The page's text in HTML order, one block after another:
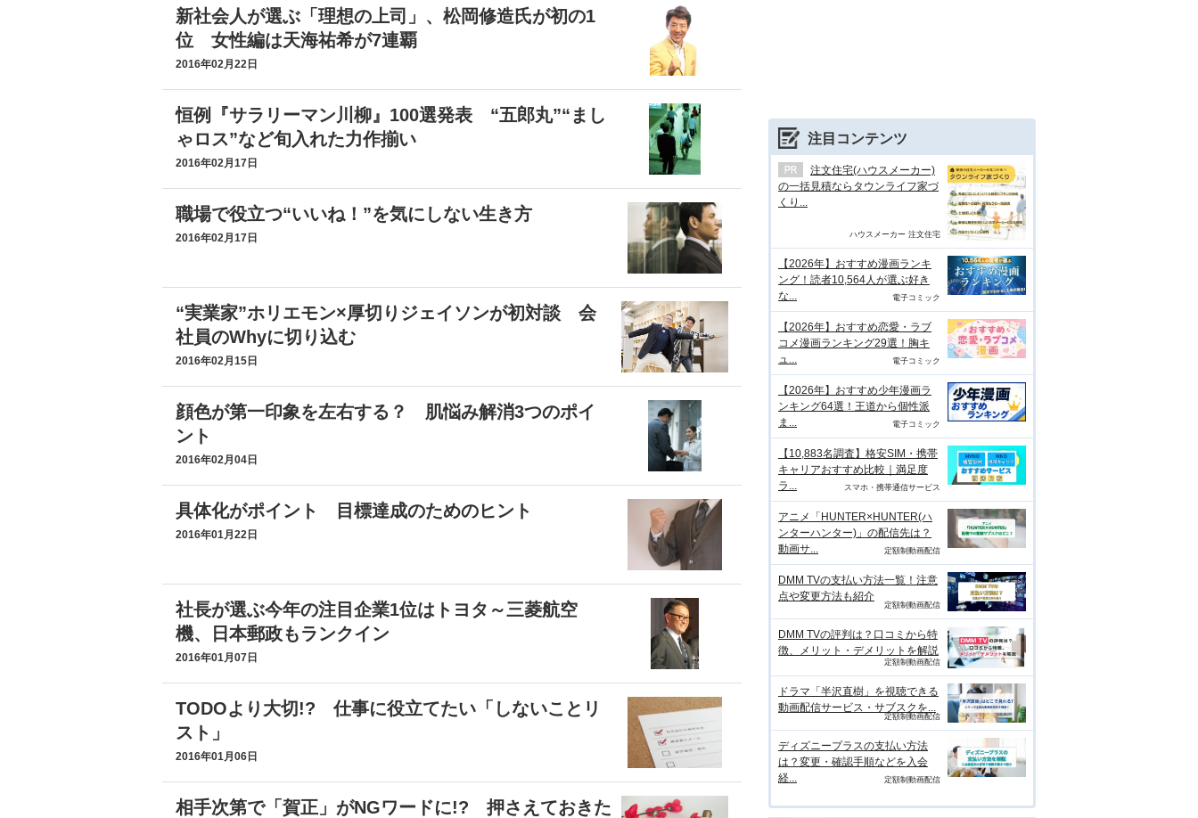
新社会人が選ぶ「理想の上司」、松岡修造氏が初の1
位 女性編は天海祐希が7連覇
2016年02月22日
恒例『サラリーマン川柳』100選発表 “五郎丸”“まし
ゃロス”など旬入れた力作揃い
2016年02月17日
職場で役立つ“いいね！”を気にしない生き方
2016年02月17日
“実業家”ホリエモン×厚切りジェイソンが初対談 会
社員のWhyに切り込む
2016年02月15日
顔色が第一印象を左右する？ 肌悩み解消3つのポイ
ント
2016年02月04日
具体化がポイント 目標達成のためのヒント
2016年01月22日
社長が選ぶ今年の注目企業1位はトヨタ～三菱航空
機、日本郵政もランクイン
2016年01月07日
TODOより大切!? 仕事に役立てたい「しないことリ
スト」
2016年01月06日
相手次第で「賀正」がNGワードに!? 押さえておきた
注目コンテンツ
注文住宅(ハウスメーカー)
の一括見積ならタウンライフ家づ
くり...
ハウスメーカー 注文住宅
【2026年】おすすめ漫画ランキ
ング！読者10,564人が選ぶ好き
な...
電子コミック
【2026年】おすすめ恋愛・ラブ
コメ漫画ランキング29選！胸キ
ュ...
電子コミック
【2026年】おすすめ少年漫画ラ
ンキング64選！王道から個性派
ま...
電子コミック
【10,883名調査】格安SIM・携帯
キャリアおすすめ比較｜満足度
ラ...
スマホ・携帯通信サービス
アニメ「HUNTER×HUNTER(ハ
ンターハンター)」の配信先は？
動画サ...
定額制動画配信
DMM TVの支払い方法一覧！注意
点や変更方法も紹介
定額制動画配信
DMM TVの評判は？口コミから特
徴、メリット・デメリットを解説
定額制動画配信
ドラマ「半沢直樹」を視聴できる
動画配信サービス・サブスクを...
定額制動画配信
ディズニープラスの支払い方法
は？変更・確認手順などを入会
経...
定額制動画配信